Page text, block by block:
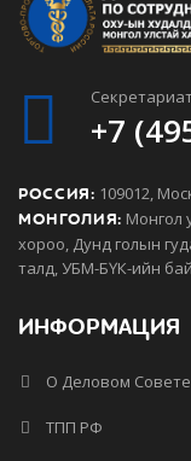
+7
РОССИЯ: 109012,
МОНГОЛИЯ: Монгол
хороо, Дунд голын
талд, УБМ-БҮК-ийн
ИНФОРМАЦИЯ
О Деловом Совете
ТПП РФ